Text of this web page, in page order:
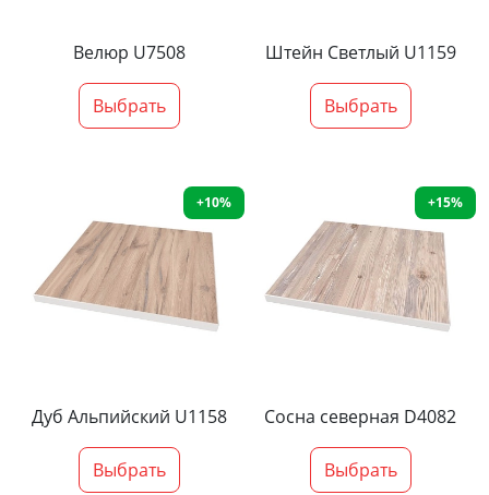
Велюр U7508
Выбрать
Штейн Светлый U1159
Выбрать
+10%
Дуб Альпийский U1158
Выбрать
+15%
Сосна северная D4082
Выбрать